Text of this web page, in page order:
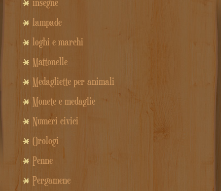
lampade
loghi e marchi
Mattonelle
Medagliette per animali
Monete e medaglie
Numeri civici
Orologi
Penne
Pergamene